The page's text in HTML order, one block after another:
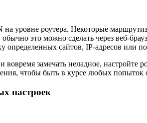
на уровне роутера. Некоторые
это можно сделать через веб-
определенных сайтов, IP-адресов или
вовремя замечать неладное,
чтобы быть в курсе любых попыток
настроек